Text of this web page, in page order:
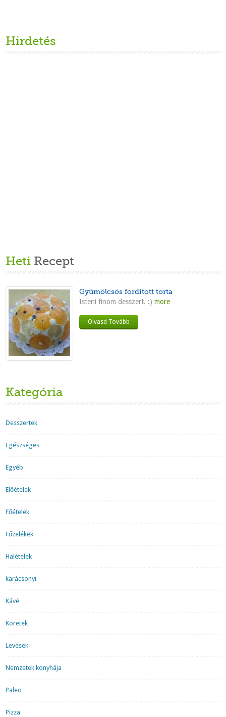
Hirdetés
Heti Recept
Gyümölcsös fordított torta
Isteni finom desszert. :) more
Olvasd Tovább
Kategória
Desszertek
Egészséges
Egyéb
Előételek
Főételek
Főzelékek
Halételek
karácsonyi
Kávé
Köretek
Levesek
Nemzetek konyhája
Paleo
Pizza